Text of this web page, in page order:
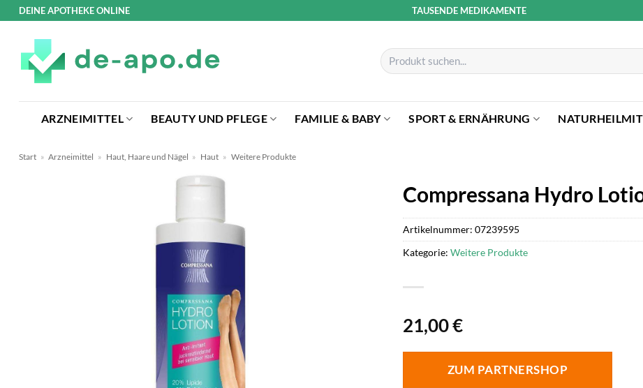
ZumDEINE APOTHEKE ONLINE TAUSENDE MEDIKAMENTE
Suchen
nach:
ARZNEIMITTEL BEAUTY UND PFLEGE FAMILIE & BABY SPORT & ERNÄHRUNG
Start » Arzneimittel » Haut, Haare und Nägel » Haut » Weitere Produkte
Compressana Hydro
21,00€
ZUM PARTNERSHOP
Artikelnummer: 07239595
Kategorie: Weitere Produkte